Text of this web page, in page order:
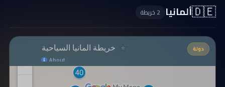
🇩🇪ألمانيا 2 خريطة
دولة